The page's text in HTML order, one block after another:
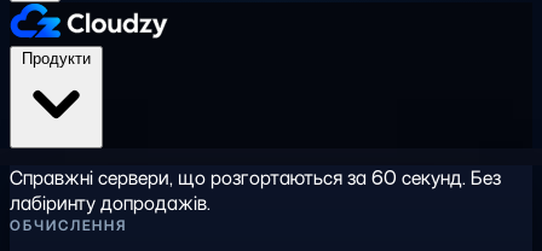
Справжні сервери, що розгортаються за 60 секунд. Без
лабіринту допродажів.
ОБЧИСЛЕННЯ